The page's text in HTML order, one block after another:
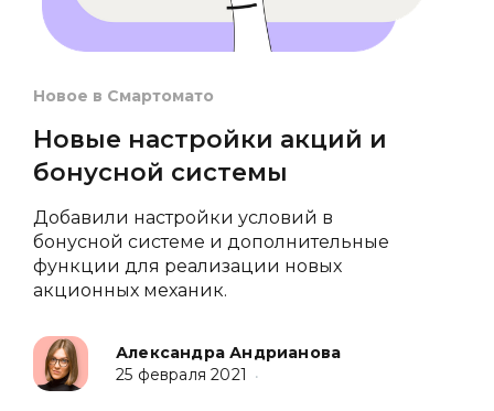
Новое в Смартомато
Новые настройки акций и
бонусной системы
Добавили настройки условий в
бонусной системе и дополнительные
функции для реализации новых
акционных механик.
Александра Андрианова
25 февраля 2021
•